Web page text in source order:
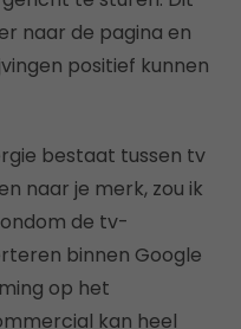
naar de pagina en
positief kunnen
bestaat tussen tv
naar je merk, zou ik
de tv-
binnen Google
op het
kan heel